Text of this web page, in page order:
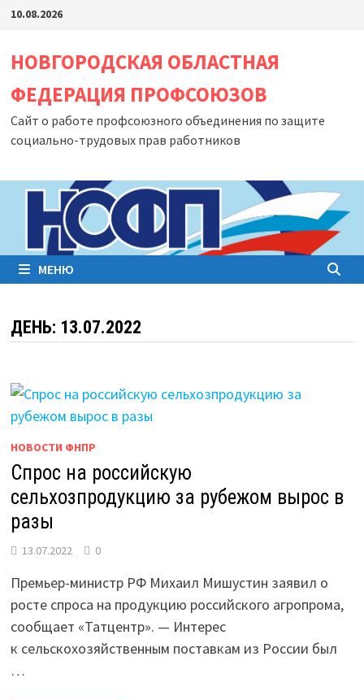
Перейти
содержимому
10.08.2026
НОВГОРОДСКАЯ ОБЛАСТНАЯ
ФЕДЕРАЦИЯ ПРОФСОЮЗОВ
Сайт о работе профсоюзного объединения по защите
социально-трудовых прав работников
МЕНЮ
ДЕНЬ: 13.07.2022
НОВОСТИ ФНПР
Спрос на российскую
сельхозпродукцию за рубежом вырос в
разы
13.07.2022 0
Премьер-министр РФ Михаил Мишустин заявил о
росте спроса на продукцию российского агропрома,
сообщает «Татцентр». — Интерес
к сельскохозяйственным поставкам из России был
…